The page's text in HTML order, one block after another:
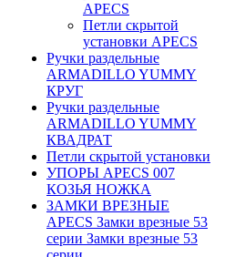
APECS
Петли скрытой
установки APECS
Ручки раздельные
ARMADILLO YUMMY
КРУГ
Ручки раздельные
ARMADILLO YUMMY
КВАДРАТ
Петли скрытой установки
УПОРЫ APECS 007
КОЗЬЯ НОЖКА
ЗАМКИ ВРЕЗНЫЕ
APECS Замки врезные 53
серии Замки врезные 53